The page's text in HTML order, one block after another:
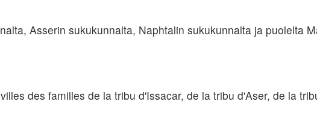
Asserin sukukunnalta, Naphtalin sukukunnalta ja puolelta
des familles de la tribu d'Issacar, de la tribu d'Aser, de la